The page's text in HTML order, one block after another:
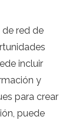
de red de
incluir
y
para crear
puede